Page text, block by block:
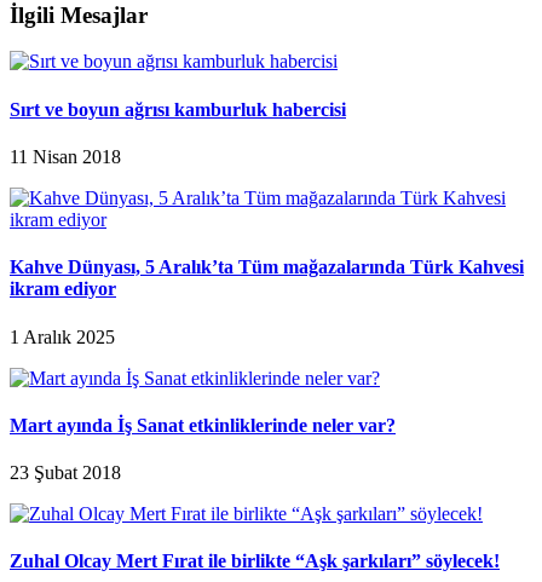
İlgili Mesajlar
Sırt ve boyun ağrısı kamburluk habercisi
11 Nisan 2018
Kahve Dünyası, 5 Aralık’ta Tüm mağazalarında Türk Kahvesi
ikram ediyor
1 Aralık 2025
Mart ayında İş Sanat etkinliklerinde neler var?
23 Şubat 2018
Zuhal Olcay Mert Fırat ile birlikte “Aşk şarkıları” söylecek!